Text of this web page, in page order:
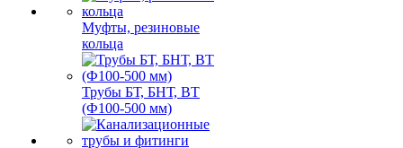
Муфты, резиновые
кольца
Трубы БТ, БНТ, ВТ
(Ф100-500 мм)